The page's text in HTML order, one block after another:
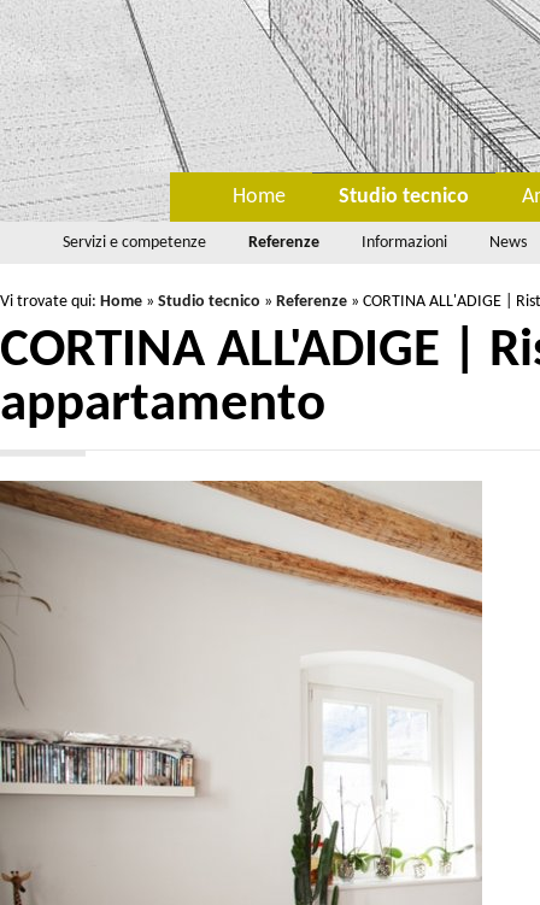
Home Studio tecnico
Servizi e competenze Referenze Informazioni News
Vi trovate qui: Home » Studio tecnico » Referenze » CORTINA ALL'ADIGE |
CORTINA ALL'ADIGE |
appartamento